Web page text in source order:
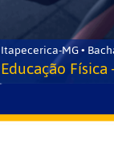
Itapecerica-MG •
Educação Física